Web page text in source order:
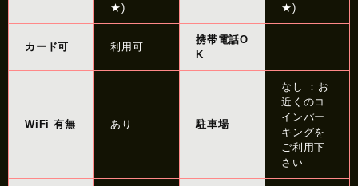
★)
★)
カード可 利用可
携帯電話O
K
WiFi 有無 あり 駐車場
なし ：お
近くのコ
インパー
キングを
ご利用下
さい